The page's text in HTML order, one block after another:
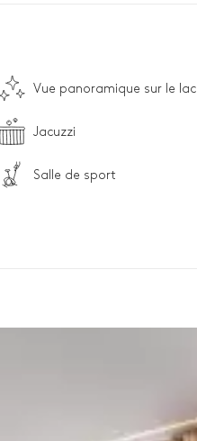
Vue panoramique sur le lac
Jacuzzi
Salle de sport